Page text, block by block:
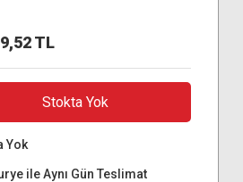
TL
Stokta Yok
Yok
ile Aynı Gün Teslimat